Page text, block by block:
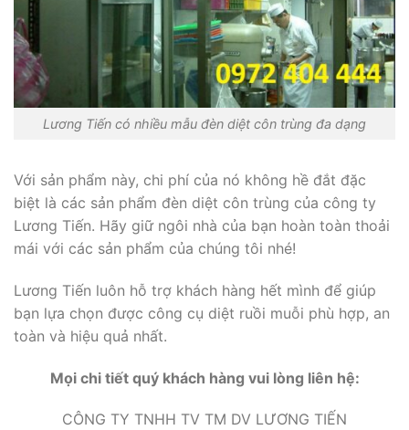
Lương Tiến có nhiều mẫu đèn diệt côn trùng đa dạng
Với sản phẩm này, chi phí của nó không hề đắt đặc
biệt là các sản phẩm đèn diệt côn trùng của công ty
Lương Tiến. Hãy giữ ngôi nhà của bạn hoàn toàn thoải
mái với các sản phẩm của chúng tôi nhé!
Lương Tiến luôn hỗ trợ khách hàng hết mình để giúp
bạn lựa chọn được công cụ diệt ruồi muỗi phù hợp, an
toàn và hiệu quả nhất.
Mọi chi tiết quý khách hàng vui lòng liên hệ:
CÔNG TY TNHH TV TM DV LƯƠNG TIẾN